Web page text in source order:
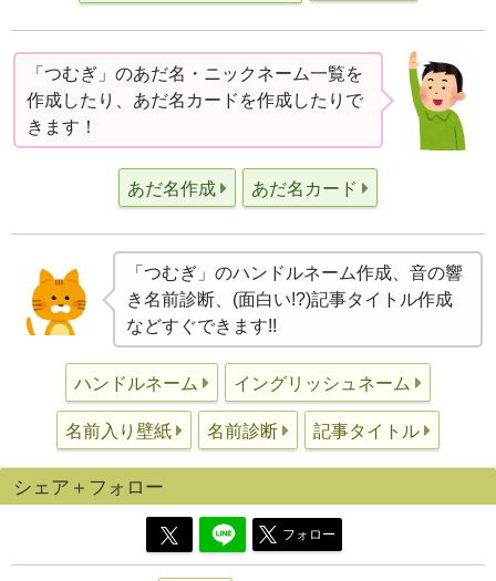
「つむぎ」のあだ名・ニックネーム一覧を
作成したり、あだ名カードを作成したりで
きます！
あだ名作成 あだ名カード
「つむぎ」のハンドルネーム作成、音の響
き名前診断、(面白い!?)記事タイトル作成
などすぐできます!!
ハンドルネーム イングリッシュネーム
名前入り壁紙 名前診断 記事タイトル
シェア＋フォロー
フォロー